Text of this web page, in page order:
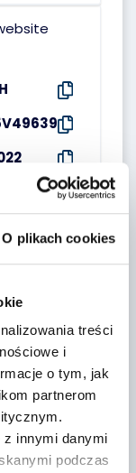
O plikach cookies
treści
i
o tym, jak
partnerom
z innymi danymi
podczas